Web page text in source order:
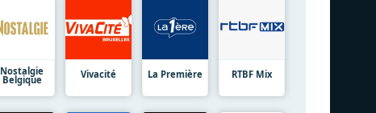
Nostalgie
Belgique Vivacité La Première RTBF Mix